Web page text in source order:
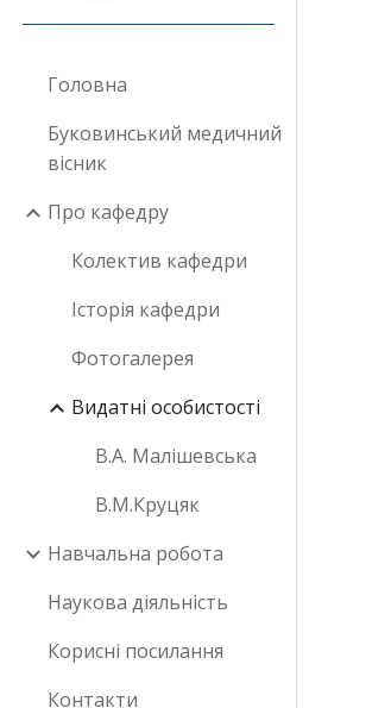
Головна
Буковинський медичний
вісник
Про кафедру
Колектив кафедри
Історія кафедри
Фотогалерея
Видатні особистості
В.А. Малішевська
В.М.Круцяк
Навчальна робота
Наукова діяльність
Корисні посилання
Контакти